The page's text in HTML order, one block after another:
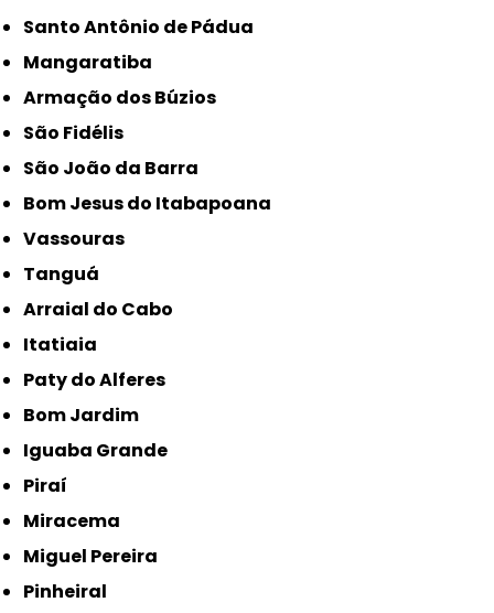
Santo Antônio de Pádua
Mangaratiba
Armação dos Búzios
São Fidélis
São João da Barra
Bom Jesus do Itabapoana
Vassouras
Tanguá
Arraial do Cabo
Itatiaia
Paty do Alferes
Bom Jardim
Iguaba Grande
Piraí
Miracema
Miguel Pereira
Pinheiral